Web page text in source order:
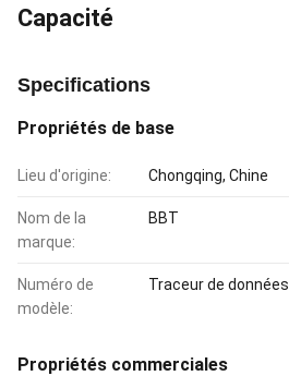
Capacité
Specifications
Propriétés de base
Lieu d'origine: Chongqing, Chine
Nom de la
marque:
BBT
Numéro de
modèle:
Traceur de données
Propriétés commerciales